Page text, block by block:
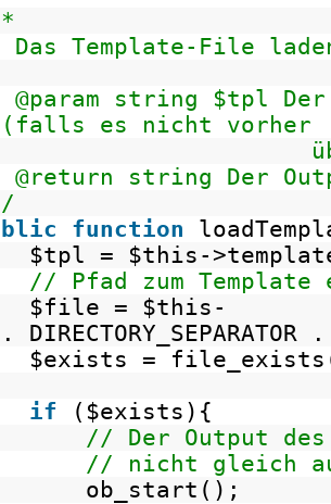
Template-File laden
string $tpl Der
es nicht vorher
string Der
function
$tpl = $this -
// Pfad zum
$file = $this -
$exists = file_exists
if ( $exists ){
// Der Output
// nicht gleich